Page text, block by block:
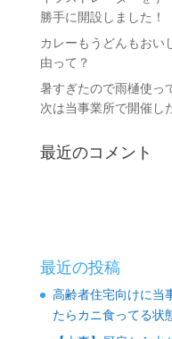
勝手に開設しました！
カレーもうどんもおい
由って？
暑すぎたので雨樋使っ
次は当事業所で開催し
最近のコメント
最近の投稿
高齢者住宅向けに当
たらカニ食ってる状